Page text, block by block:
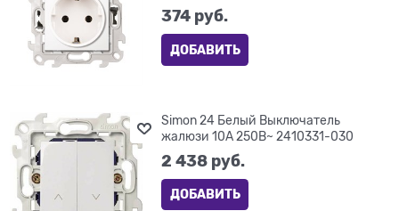
374 руб.
ДОБАВИТЬ
Simon 24 Белый Выключатель
жалюзи 10A 250В~ 2410331-030
2 438 руб.
ДОБАВИТЬ